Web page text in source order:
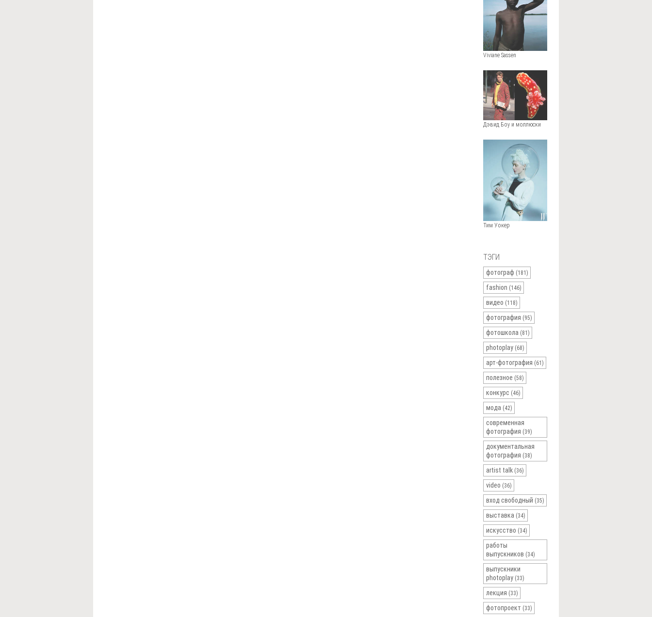
Viviane Sassen
Дэвид Боу и моллюски
Тим Уокер
ТЭГИ
фотограф (181)
fashion (146)
видео (118)
фотография (95)
фотошкола (81)
photoplay (68)
арт-фотография (61)
полезное (58)
конкурс (46)
мода (42)
современная
фотография (39)
документальная
фотография (38)
artist talk (36)
video (36)
вход свободный (35)
выставка (34)
искусство (34)
работы
выпускников (34)
выпускники
photoplay (33)
лекция (33)
фотопроект (33)